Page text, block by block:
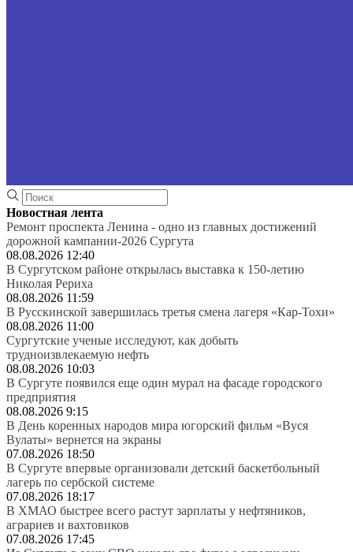
Новостная лента
Ремонт проспекта Ленина - одно из главных достижений
дорожной кампании-2026 Сургута
08.08.2026 12:40
В Сургутском районе открылась выставка к 150-летию
Николая Рериха
08.08.2026 11:59
В Русскинской завершилась третья смена лагеря «Кар-Тохи»
08.08.2026 11:00
Сургутские ученые исследуют, как добыть
трудноизвлекаемую нефть
08.08.2026 10:03
В Сургуте появился еще один мурал на фасаде городского
предприятия
08.08.2026 9:15
В День коренных народов мира югорский фильм «Вуся
Вулаты» вернется на экраны
07.08.2026 18:50
В Сургуте впервые организовали детский баскетбольный
лагерь по сербской системе
07.08.2026 18:17
В ХМАО быстрее всего растут зарплаты у нефтяников,
аграриев и вахтовиков
07.08.2026 17:45